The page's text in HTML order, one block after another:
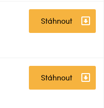
Stáhnout
Stáhnout